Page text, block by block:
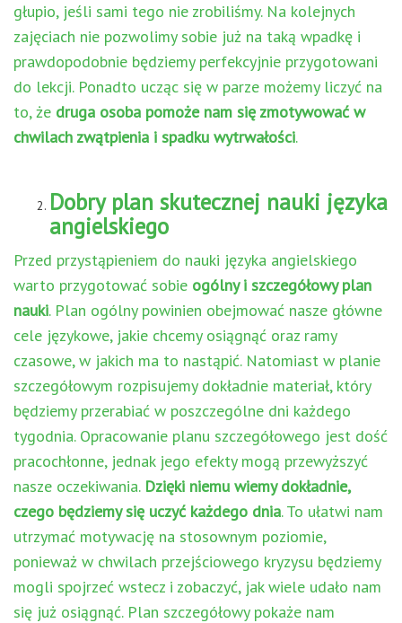
głupio, jeśli sami tego nie zrobiliśmy. Na kolejnych
zajęciach nie pozwolimy sobie już na taką wpadkę i
prawdopodobnie będziemy perfekcyjnie przygotowani
do lekcji. Ponadto ucząc się w parze możemy liczyć na
to, że druga osoba pomoże nam się zmotywować w
chwilach zwątpienia i spadku wytrwałości.
Dobry plan skutecznej nauki języka
angielskiego
Przed przystąpieniem do nauki języka angielskiego
warto przygotować sobie ogólny i szczegółowy plan
nauki. Plan ogólny powinien obejmować nasze główne
cele językowe, jakie chcemy osiągnąć oraz ramy
czasowe, w jakich ma to nastąpić. Natomiast w planie
szczegółowym rozpisujemy dokładnie materiał, który
będziemy przerabiać w poszczególne dni każdego
tygodnia. Opracowanie planu szczegółowego jest dość
pracochłonne, jednak jego efekty mogą przewyższyć
nasze oczekiwania. Dzięki niemu wiemy dokładnie,
czego będziemy się uczyć każdego dnia. To ułatwi nam
utrzymać motywację na stosownym poziomie,
ponieważ w chwilach przejściowego kryzysu będziemy
mogli spojrzeć wstecz i zobaczyć, jak wiele udało nam
się już osiągnąć. Plan szczegółowy pokaże nam